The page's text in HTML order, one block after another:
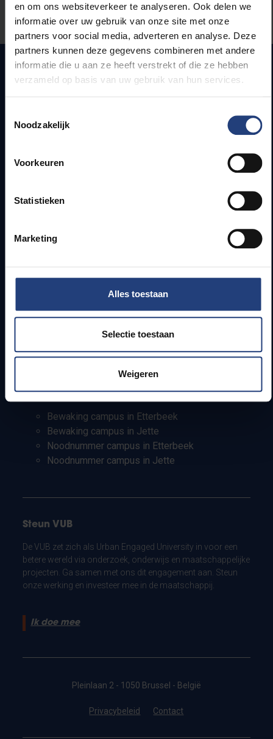
en om ons websiteverkeer te analyseren. Ook delen we
informatie over uw gebruik van onze site met onze
partners voor social media, adverteren en analyse. Deze
partners kunnen deze gegevens combineren met andere
informatie die u aan ze heeft verstrekt of die ze hebben
verzameld op basis van uw gebruik van hun services.
Noodzakelijk
Voorkeuren
Statistieken
Marketing
Alles toestaan
Selectie toestaan
Weigeren
Laat het ons weten
Webmail
Bereikbaarheid
Campusfaciliteiten
Studenten
Leerkrachten en secundaire scholen
Werkstudenten
Internationale studenten
Bewaking campus in Etterbeek
Bewaking campus in Jette
Noodnummer campus in Etterbeek
Noodnummer campus in Jette
Steun VUB
De VUB zet zich als Urban Engaged University in voor een
betere wereld via onderzoek, onderwijs en maatschappelijke
projecten. Ga samen met ons dit engagement aan. Steun
onze werking en investeer mee in de maatschappij.
Ik doe mee
Pleinlaan 2 - 1050 Brussel - België
Privacybeleid Contact